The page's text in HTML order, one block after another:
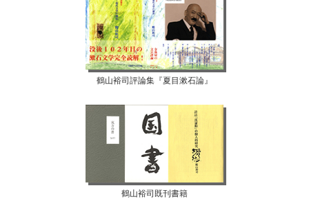
鶴山裕司評論集『夏目漱石論』
鶴山裕司既刊書籍